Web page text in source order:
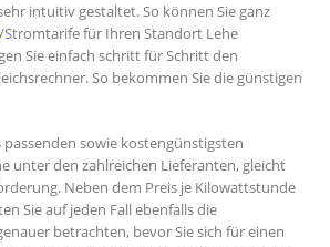
intuitiv gestaltet. So können Sie ganz
/Stromtarife für Ihren Standort Lehe
Sie einfach schritt für Schritt den
So bekommen Sie die günstigen
sowie kostengünstigsten
unter den zahlreichen Lieferanten, gleicht
Neben dem Preis je Kilowattstunde
Sie auf jeden Fall ebenfalls die
betrachten, bevor Sie sich für einen